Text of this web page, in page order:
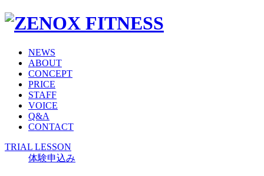
NEWS
ABOUT
CONCEPT
PRICE
STAFF
VOICE
Q&A
CONTACT
TRIAL LESSON
体験申込み